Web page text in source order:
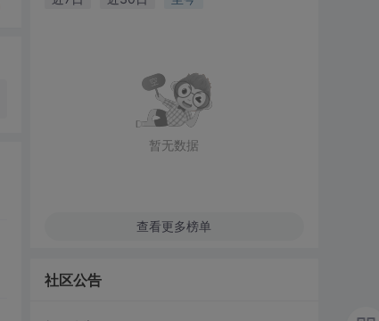
暂无数据
查看更多榜单
社区公告